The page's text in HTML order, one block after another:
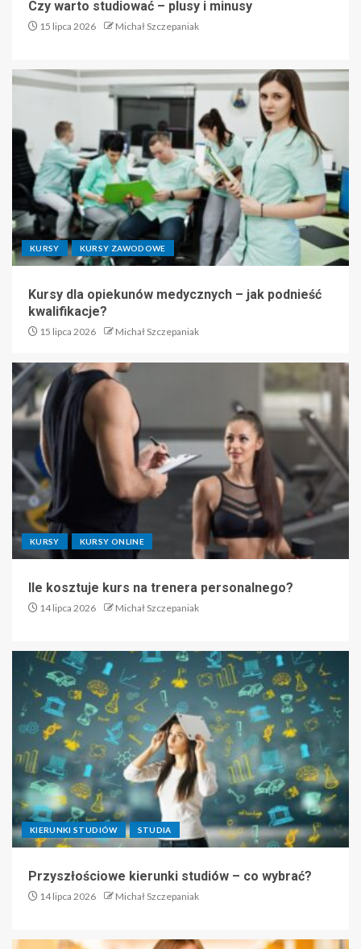
Czy warto studiować – plusy i minusy
15 lipca 2026 Michał Szczepaniak
KURSY KURSY ZAWODOWE
Kursy dla opiekunów medycznych – jak podnieść
kwalifikacje?
15 lipca 2026 Michał Szczepaniak
KURSY KURSY ONLINE
Ile kosztuje kurs na trenera personalnego?
14 lipca 2026 Michał Szczepaniak
KIERUNKI STUDIÓW STUDIA
Przyszłościowe kierunki studiów – co wybrać?
14 lipca 2026 Michał Szczepaniak